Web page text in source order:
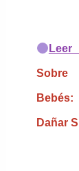
Leer
Sobre
Dañar